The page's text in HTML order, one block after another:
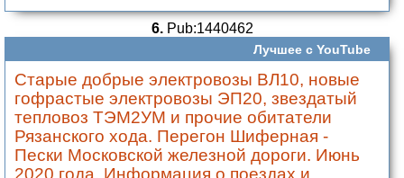
6.Pub:1440462
Лучшее с YouTube
Старые добрые электровозы ВЛ10, новые
гофрастые электровозы ЭП20, звездатый
тепловоз ТЭМ2УМ и прочие обитатели
Рязанского хода. Перегон Шиферная -
Пески Московской железной дороги. Июнь
2020 года. Информация о поездах и